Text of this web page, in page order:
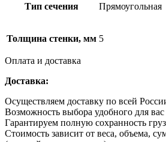
Тип сечения Прямоугольная
Толщина стенки, мм 5
Оплата и доставка
Доставка:
Осуществляем доставку по всей
Возможность выбора удобного для
Гарантируем полную сохранность
Стоимость зависит от веса, объема,